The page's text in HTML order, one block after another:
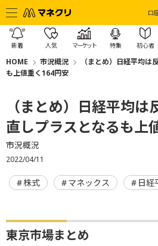
口
新着 人気 マーケット 特集 初心者
HOME 市況概況
（まとめ）日経平均
も上値重く164円安
（まとめ）日経平均
直しプラスとなるも上
市況概況
2022/04/11
株式 マネックス 日経
東京市場まとめ